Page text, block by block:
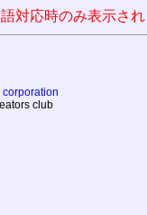
対応時のみ表示さ
corporation
club